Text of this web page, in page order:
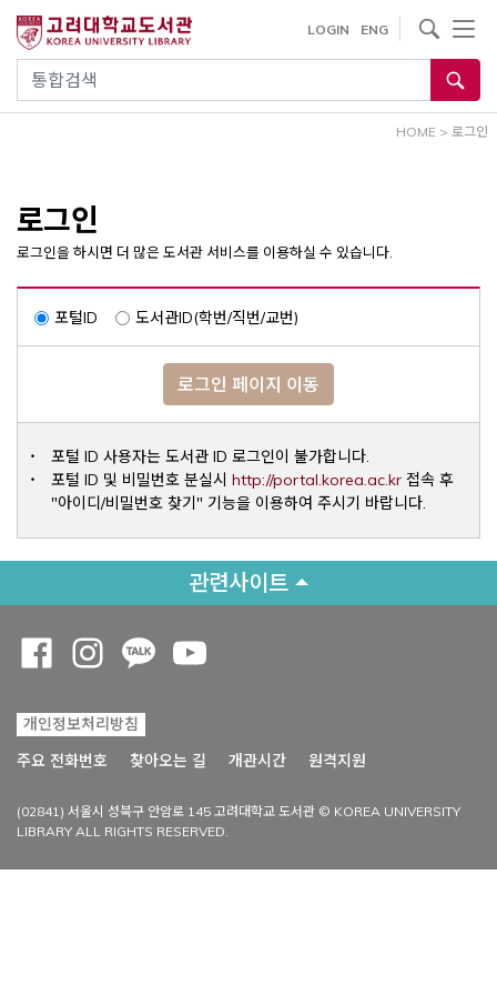
건
통합검색
LOGIN ENG
사이트내 검색
HOME > 로그인
로그인
로그인을 하시면 더 많은 도서관 서비스를 이용하실 수 있습니다.
포털ID 도서관ID(학번/직번/교번)
로그인 페이지 이동
포털 ID 사용자는 도서관 ID 로그인이 불가합니다.
포털 ID 및 비밀번호 분실시 http://portal.korea.ac.krOpens a
접속 후
"아이디/비밀번호 찾기" 기능을 이용하여 주시기 바랍니다.
관련사이트
개인정보처리방침
주요 전화번호
찾아오는 길 개관시간 원격지원
(02841) 서울시 성북구 안암로 145 고려대학교 도서관 © KOREA UNIVERSITY
LIBRARY ALL RIGHTS RESERVED.
Opens a new window
Opens a new window
Opens a new window